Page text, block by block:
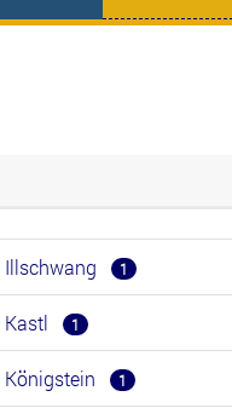
Illschwang 1
Kastl 1
Königstein 1